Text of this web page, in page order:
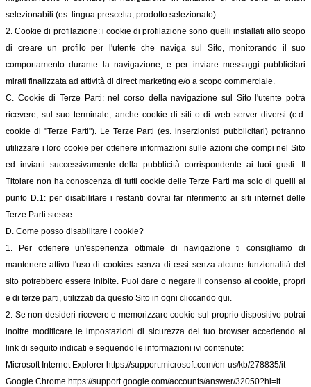
selezionabili (es. lingua prescelta, prodotto selezionato)
2. Cookie di profilazione: i cookie di profilazione sono quelli installati allo scopo
di creare un profilo per l'utente che naviga sul Sito, monitorando il suo
comportamento durante la navigazione, e per inviare messaggi pubblicitari
mirati finalizzata ad attività di direct marketing e/o a scopo commerciale.
C. Cookie di Terze Parti: nel corso della navigazione sul Sito l'utente potrà
ricevere, sul suo terminale, anche cookie di siti o di web server diversi (c.d.
cookie di "Terze Parti"). Le Terze Parti (es. inserzionisti pubblicitari) potranno
utilizzare i loro cookie per ottenere informazioni sulle azioni che compi nel Sito
ed inviarti successivamente della pubblicità corrispondente ai tuoi gusti. Il
Titolare non ha conoscenza di tutti cookie delle Terze Parti ma solo di quelli al
punto D.1: per disabilitare i restanti dovrai far riferimento ai siti internet delle
Terze Parti stesse.
D. Come posso disabilitare i cookie?
1. Per ottenere un'esperienza ottimale di navigazione ti consigliamo di
mantenere attivo l'uso di cookies: senza di essi senza alcune funzionalità del
sito potrebbero essere inibite. Puoi dare o negare il consenso ai cookie, propri
e di terze parti, utilizzati da questo Sito in ogni cliccando qui.
2. Se non desideri ricevere e memorizzare cookie sul proprio dispositivo potrai
inoltre modificare le impostazioni di sicurezza del tuo browser accedendo ai
link di seguito indicati e seguendo le informazioni ivi contenute:
Microsoft Internet Explorer https://support.microsoft.com/en-us/kb/278835/it
Google Chrome https://support.google.com/accounts/answer/32050?hl=it